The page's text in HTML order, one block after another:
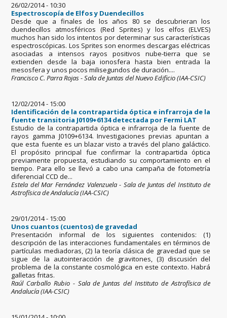
26/02/2014 - 10:30
Espectroscopía de Elfos y Duendecillos
Desde que a finales de los años 80 se descubrieran los
duendecillos atmosféricos (Red Sprites) y los elfos (ELVES)
muchos han sido los intentos por determinar sus características
espectroscópicas. Los Sprites son enormes descargas eléctricas
asociadas a intensos rayos positivos nube-tierra que se
extienden desde la baja ionosfera hasta bien entrada la
mesosfera y unos pocos milisegundos de duración....
Francisco C. Parra Rojas - Sala de Juntas del Nuevo Edificio (IAA-CSIC)
12/02/2014 - 15:00
Identificación de la contrapartida óptica e infrarroja de la
fuente transitoria J0109+6134 detectada por Fermi LAT
Estudio de la contrapartida óptica e infrarroja de la fuente de
rayos gamma J0109+6134. Investigaciones previas apuntan a
que esta fuente es un blazar visto a través del plano galáctico.
El propósito principal fue confirmar la contrapartida óptica
previamente propuesta, estudiando su comportamiento en el
tiempo. Para ello se llevó a cabo una campaña de fotometría
diferencial CCD de...
Estela del Mar Fernández Valenzuela - Sala de Juntas del Instituto de
Astrofísica de Andalucía (IAA-CSIC)
29/01/2014 - 15:00
Unos cuantos (cuentos) de gravedad
Presentación informal de los siguientes contenidos: (1)
descripción de las interacciones fundamentales en términos de
partículas mediadoras, (2) la teoría clásica de gravedad que se
sigue de la autointeracción de gravitones, (3) discusión del
problema de la constante cosmológica en este contexto. Habrá
galletas fritas.
Raúl Carballo Rubio - Sala de Juntas del Instituto de Astrofísica de
Andalucía (IAA-CSIC)